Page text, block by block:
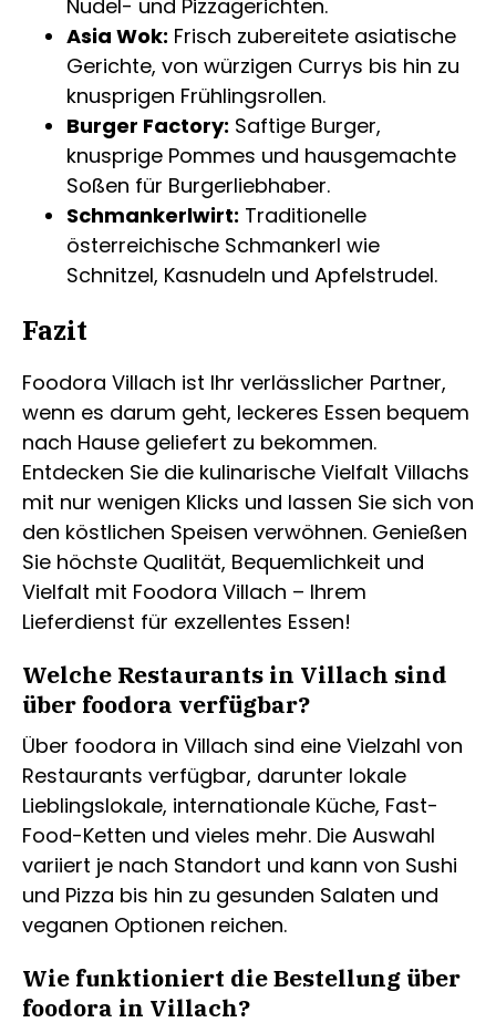
Nudel- und Pizzagerichten.
Asia Wok: Frisch zubereitete asiatische
Gerichte, von würzigen Currys bis hin zu
knusprigen Frühlingsrollen.
Burger Factory: Saftige Burger,
knusprige Pommes und hausgemachte
Soßen für Burgerliebhaber.
Schmankerlwirt: Traditionelle
österreichische Schmankerl wie
Schnitzel, Kasnudeln und Apfelstrudel.
Fazit
Foodora Villach ist Ihr verlässlicher Partner,
wenn es darum geht, leckeres Essen bequem
nach Hause geliefert zu bekommen.
Entdecken Sie die kulinarische Vielfalt Villachs
mit nur wenigen Klicks und lassen Sie sich von
den köstlichen Speisen verwöhnen. Genießen
Sie höchste Qualität, Bequemlichkeit und
Vielfalt mit Foodora Villach – Ihrem
Lieferdienst für exzellentes Essen!
Welche Restaurants in Villach sind
über foodora verfügbar?
Über foodora in Villach sind eine Vielzahl von
Restaurants verfügbar, darunter lokale
Lieblingslokale, internationale Küche, Fast-
Food-Ketten und vieles mehr. Die Auswahl
variiert je nach Standort und kann von Sushi
und Pizza bis hin zu gesunden Salaten und
veganen Optionen reichen.
Wie funktioniert die Bestellung über
foodora in Villach?